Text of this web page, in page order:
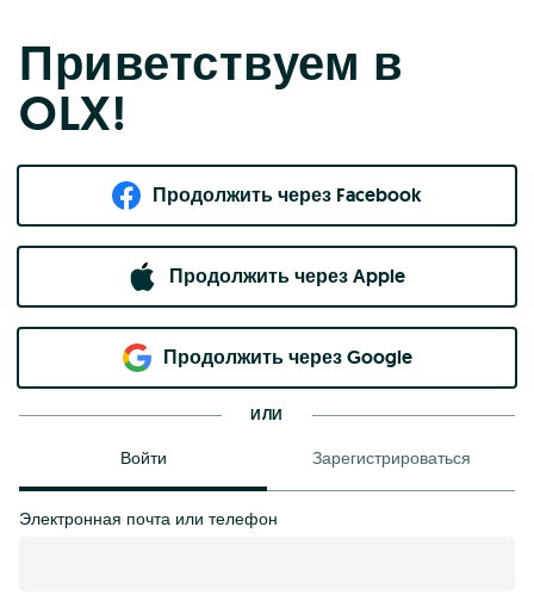
Приветствуем в
OLX!
Продолжить через Facebook
Продолжить через Apple
Продолжить через Google
ИЛИ
Войти Зарегистрироваться
Электронная почта или телефон